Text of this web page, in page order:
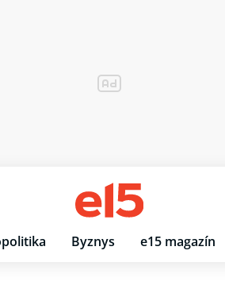
Byznys e15 magazín